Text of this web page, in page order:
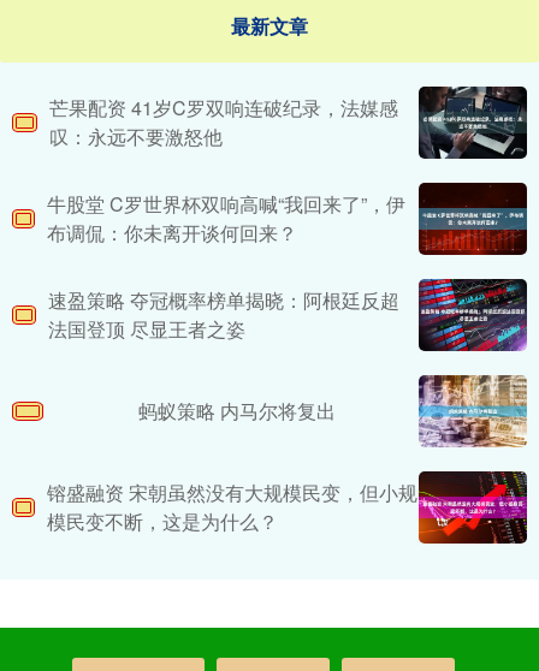
最新文章
芒果配资 41岁C罗双响连破纪录，法媒感
叹：永远不要激怒他
牛股堂 C罗世界杯双响高喊“我回来了”，伊
布调侃：你未离开谈何回来？
速盈策略 夺冠概率榜单揭晓：阿根廷反超
法国登顶 尽显王者之姿
蚂蚁策略 内马尔将复出
镕盛融资 宋朝虽然没有大规模民变，但小规
模民变不断，这是为什么？